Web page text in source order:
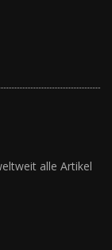
alle Artikel